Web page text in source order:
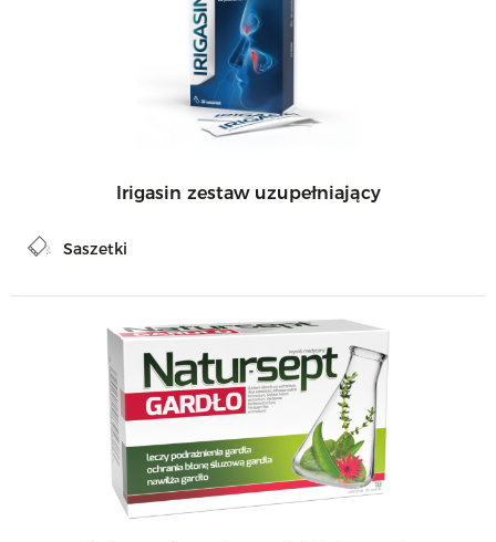
Irigasin zestaw uzupełniający
Saszetki